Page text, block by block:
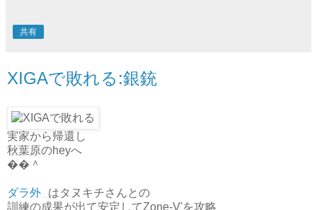
共有
XIGAで敗れる:銀銃
実家から帰還し
秋葉原のheyへ
��＾
ダラ外
はタヌキチさんとの
訓練の成果が出て安定してZone-V'を攻略